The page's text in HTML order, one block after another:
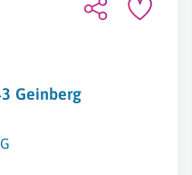
Geinberg